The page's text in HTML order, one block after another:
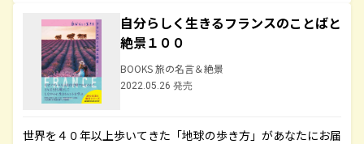
自分らしく生きるフランスのことばと
絶景１００
BOOKS 旅の名言＆絶景
2022.05.26 発売
世界を４０年以上歩いてきた「地球の歩き方」があなたにお届